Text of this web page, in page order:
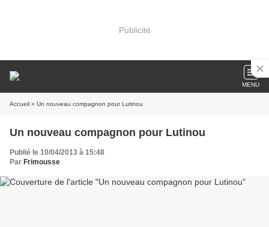
Publicité
MENU
Accueil » Un nouveau compagnon pour Lutinou
Un nouveau compagnon pour Lutinou
Publié le 10/04/2013 à 15:48
Par Frimousse